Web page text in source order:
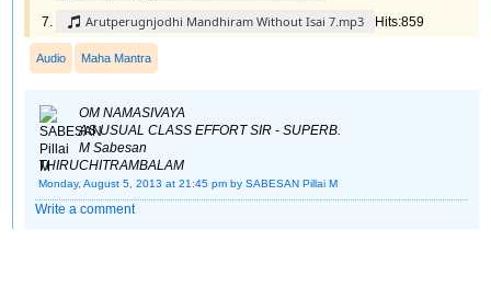
Arutperugnjodhi Mandhiram Without Isai 7.mp3 Hits:859
Audio Maha Mantra
OM NAMASIVAYA
AS USUAL CLASS EFFORT SIR - SUPERB.
M Sabesan
THIRUCHITRAMBALAM
Monday, August 5, 2013 at 21:45 pm by SABESAN Pillai M
Write a comment